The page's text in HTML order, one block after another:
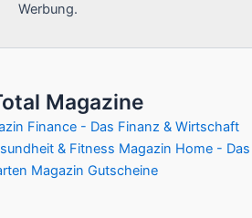
Werbung.
Magazine
Finance - Das Finanz & Wirtschaft
& Fitness Magazin Home - Das
Magazin Gutscheine